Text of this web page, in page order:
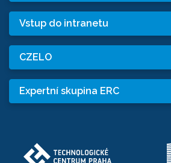
Vstup do intranetu
CZELO
Expertní skupina ERC